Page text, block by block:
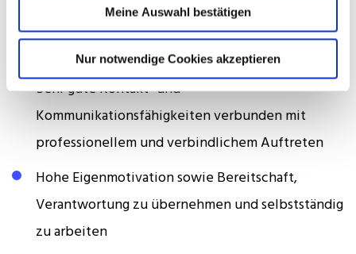
Meine Auswahl bestätigen
Nur notwendige Cookies akzeptieren
erkennen und mithilfe entsprechender
Maßnahmen und Strategien umzusetzen
Sehr gute Kontakt- und
Kommunikationsfähigkeiten verbunden mit
professionellem und verbindlichem Auftreten
Hohe Eigenmotivation sowie Bereitschaft,
Verantwortung zu übernehmen und selbstständig
zu arbeiten